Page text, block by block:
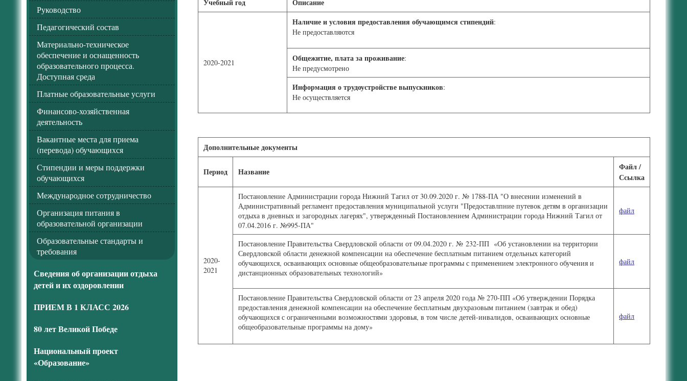
Руководство
Педагогический состав
Материально-техническое
обеспечение и оснащенность
образовательного процесса.
Доступная среда
Платные образовательные услуги
Финансово-хозяйственная
деятельность
Вакантные места для приема
(перевода) обучающихся
Стипендии и меры поддержки
обучающихся
Международное сотрудничество
Организация питания в
образовательной организации
Образовательные стандарты и
требования
Сведения об организации отдыха
детей и их оздоровлении
ПРИЕМ В 1 КЛАСС 2026
80 лет Великой Победе
Национальный проект
«Образование»
Учебный год Описание
2020-2021
Наличие и условия предоставления обучающимся стипендий:
Не предоставляются
Общежитие, плата за проживание:
Не предусмотрено
Информация о трудоустройстве выпускников:
Не осуществляется
Дополнительные документы
Период Название
Файл /
Ссылка
2020-
2021
Постановление Администрации города Нижний Тагил от 30.09.2020 г. № 1788-ПА "О внесении изменений в
Административный регламент предоставления муниципальной услуги "Предоставлпние путевок детям в организации
отдыха в дневных и загородных лагерях", утвержденный Постановлением Администрации города Нижний Тагил от
07.04.2016 г. №995-ПА"
файл
Постановление Правительства Свердловской области от 09.04.2020 г. № 232-ПП «Об установлении на территории
Свердловской области денежной компенсации на обеспечение бесплатным питанием отдельных категорий
обучающихся, осваивающих основные общеобразовательные программы с применением электронного обучения и
дистанционных образовательных технологий»
файл
Постановление Правительства Свердловской области от 23 апреля 2020 года № 270-ПП «Об утверждении Порядка
предоставления денежной компенсации на обеспечение бесплатным двухразовым питанием (завтрак и обед)
обучающихся с ограниченными возможностями здоровья, в том числе детей-инвалидов, осваивающих основные
общеобразовательные программы на дому»
файл